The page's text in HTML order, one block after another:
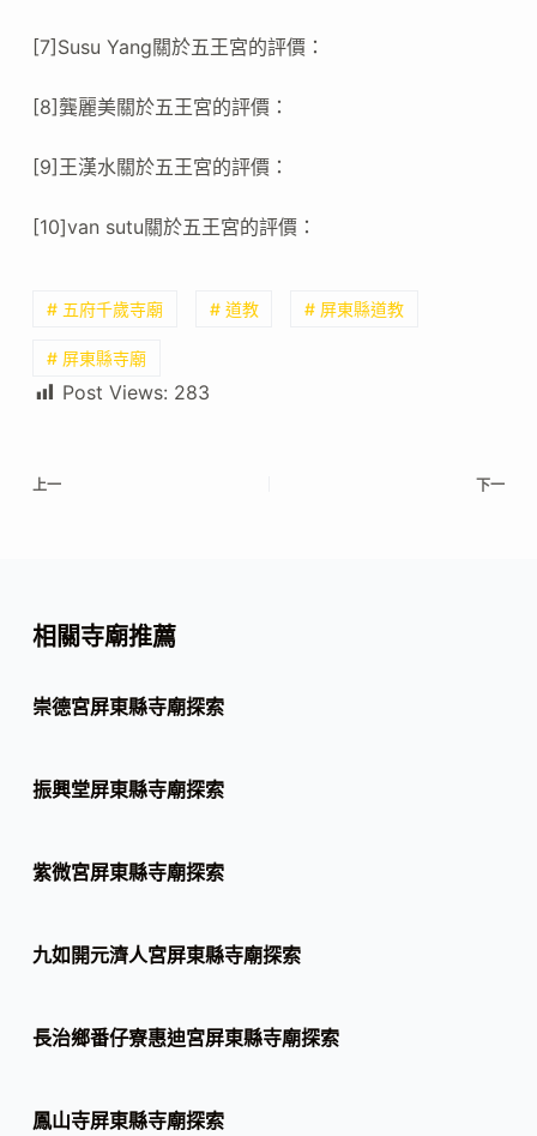
[7]Susu Yang關於五王宮的評價：
[8]龔麗美關於五王宮的評價：
[9]王漢水關於五王宮的評價：
[10]van sutu關於五王宮的評價：
# 五府千歲寺廟 # 道教 # 屏東縣道教
# 屏東縣寺廟
Post Views: 283
上一 下一
相關寺廟推薦
崇德宮屏東縣寺廟探索
振興堂屏東縣寺廟探索
紫微宮屏東縣寺廟探索
九如開元濟人宮屏東縣寺廟探索
長治鄉番仔寮惠迪宮屏東縣寺廟探索
鳳山寺屏東縣寺廟探索